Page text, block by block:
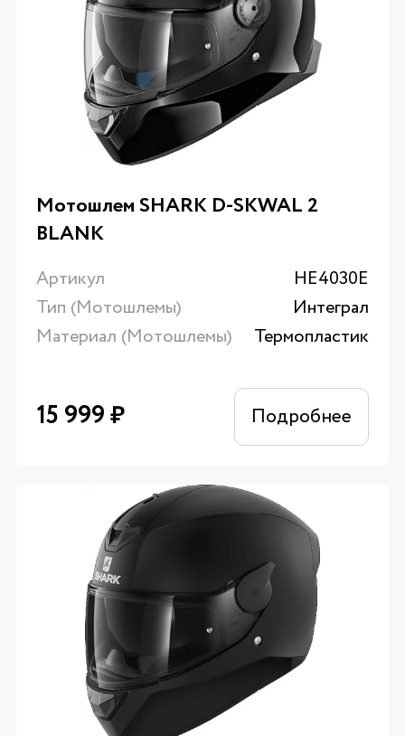
Мотошлем SHARK D-SKWAL 2
BLANK
Артикул
HE4030E
Тип (Мотошлемы)
Интеграл
Материал (Мотошлемы)
Термопластик
15 999₽ Подробнее